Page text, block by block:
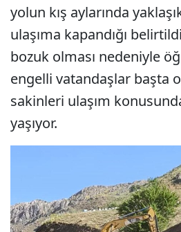
yolun kış aylarında
ulaşıma kapandığı
bozuk olması nedeniyle
engelli vatandaşlar başta
sakinleri ulaşım
yaşıyor.